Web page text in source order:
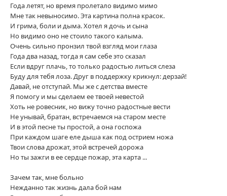
Года летят, но время пролетало видимо мимо
Мне так невыносимо. Эта картина полна красок.
И грима, боли и дыма. Хотел я дочь и сына
Но видимо оно не стоило такого калыма.
Очень сильно пронзил твой взгляд мои глаза
Года два назад, тогда я сам себе это сказал
Если вдруг плачь, то только радостью литься слеза
Буду для тебя лоза. Друг в поддержку крикнул: дерзай!
Давай, не отступай. Мы же с детства вместе
Я помогу и мы сделаем ее твоей невестой
Хоть не ровесник, но вижу точно радостные вести
Не унывай, братан, встречаемся на старом месте
И в этой песне ты простой, а она госпожа
При каждом шаге еле дыша как под острием ножа
Твои слова дрожат, этой встречей дорожа
Но ты зажги в ее сердце пожар, эта карта ...
Зачем так, мне больно
Нежданно так жизнь дала бой нам